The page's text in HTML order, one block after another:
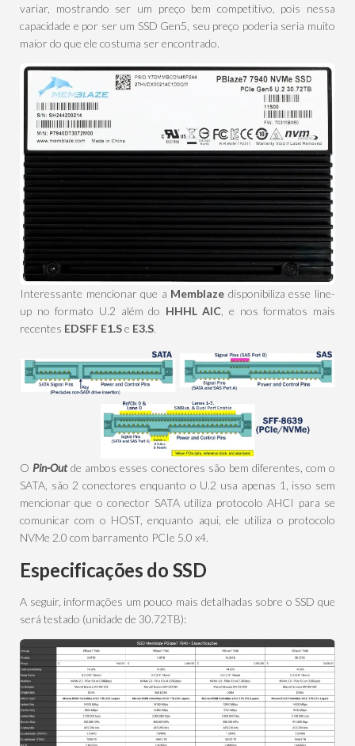
variar, mostrando ser um preço bem competitivo, pois nessa
capacidade e por ser um SSD Gen5, seu preço poderia seria muito
maior do que ele costuma ser encontrado.
Interessante mencionar que a Memblaze disponibiliza esse line-
up no formato U.2 além do HHHL AIC , e nos formatos mais
recentes EDSFF E1.Se E3.S.
O Pin-Outde ambos esses conectores são bem diferentes, com o
SATA, são 2 conectores enquanto o U.2 usa apenas 1, isso sem
mencionar que o conector SATA utiliza protocolo AHCI para se
comunicar com o HOST, enquanto aqui, ele utiliza o protocolo
NVMe 2.0 com barramento PCIe 5.0 x4.
Especificações do SSD
A seguir, informações um pouco mais detalhadas sobre o SSD que
será testado (unidade de 30.72TB):